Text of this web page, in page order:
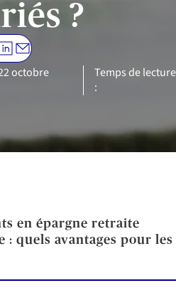
?
octobre
Temps de
:
en épargne retraite
: quels avantages pour les